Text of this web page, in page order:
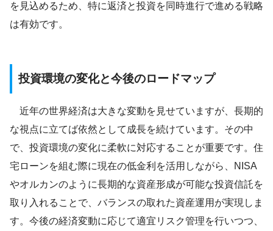
を見込めるため、特に返済と投資を同時進行で進める戦略
は有効です。
投資環境の変化と今後のロードマップ
近年の世界経済は大きな変動を見せていますが、長期的
な視点に立てば依然として成長を続けています。その中
で、投資環境の変化に柔軟に対応することが重要です。住
宅ローンを組む際に現在の低金利を活用しながら、NISA
やオルカンのように長期的な資産形成が可能な投資信託を
取り入れることで、バランスの取れた資産運用が実現しま
す。今後の経済変動に応じて適宜リスク管理を行いつつ、